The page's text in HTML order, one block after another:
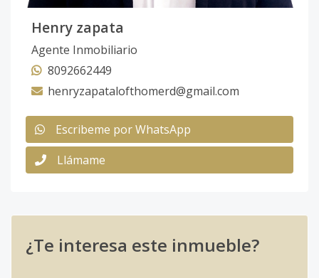
Henry zapata
Agente Inmobiliario
8092662449
henryzapatalofthomerd@gmail.com
Escribeme por WhatsApp
Llámame
¿Te interesa este inmueble?